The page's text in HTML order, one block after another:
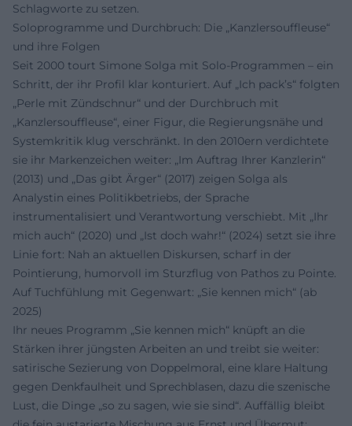
Schlagworte zu setzen.
Soloprogramme und Durchbruch: Die „Kanzlersouffleuse“
und ihre Folgen
Seit 2000 tourt Simone Solga mit Solo-Programmen – ein
Schritt, der ihr Profil klar konturiert. Auf „Ich pack’s“ folgten
„Perle mit Zündschnur“ und der Durchbruch mit
„Kanzlersouffleuse“, einer Figur, die Regierungsnähe und
Systemkritik klug verschränkt. In den 2010ern verdichtete
sie ihr Markenzeichen weiter: „Im Auftrag Ihrer Kanzlerin“
(2013) und „Das gibt Ärger“ (2017) zeigen Solga als
Analystin eines Politikbetriebs, der Sprache
instrumentalisiert und Verantwortung verschiebt. Mit „Ihr
mich auch“ (2020) und „Ist doch wahr!“ (2024) setzt sie ihre
Linie fort: Nah an aktuellen Diskursen, scharf in der
Pointierung, humorvoll im Sturzflug von Pathos zu Pointe.
Auf Tuchfühlung mit Gegenwart: „Sie kennen mich“ (ab
2025)
Ihr neues Programm „Sie kennen mich“ knüpft an die
Stärken ihrer jüngsten Arbeiten an und treibt sie weiter:
satirische Sezierung von Doppelmoral, eine klare Haltung
gegen Denkfaulheit und Sprechblasen, dazu die szenische
Lust, die Dinge „so zu sagen, wie sie sind“. Auffällig bleibt